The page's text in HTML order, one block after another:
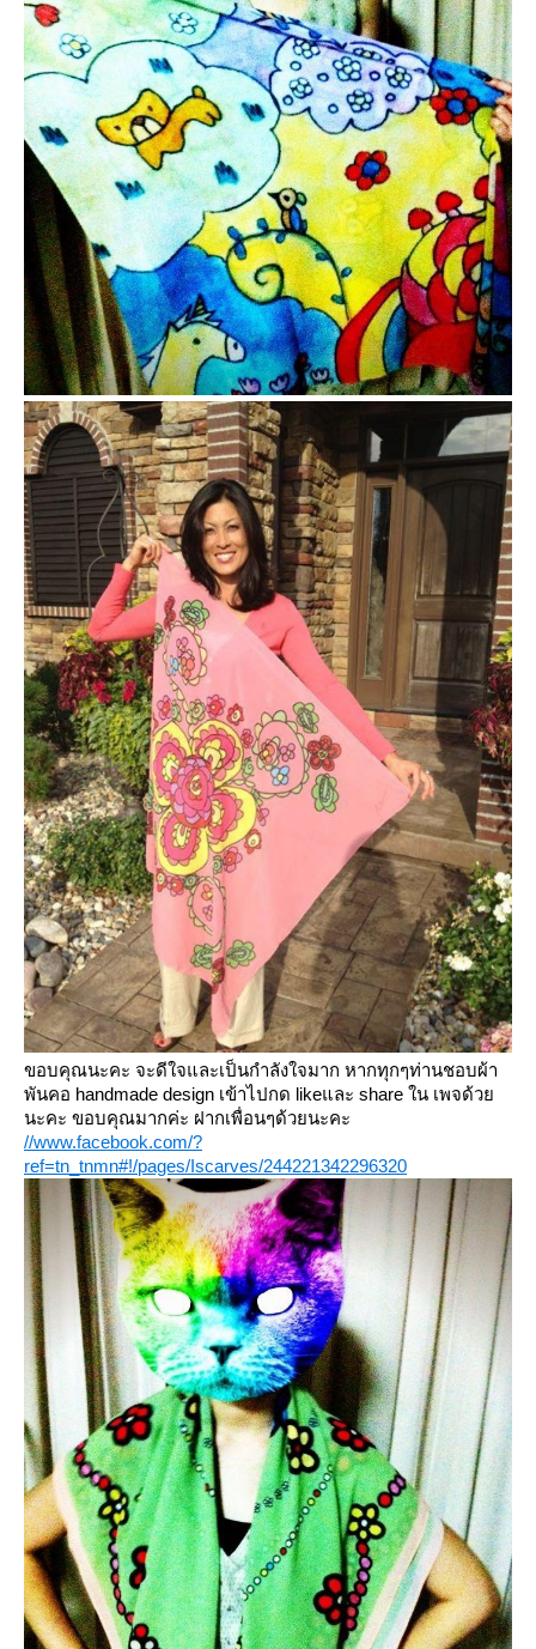
ขอบคุณนะคะ จะดีใจและเป็นกำลังใจมาก หากทุกๆท่านชอบผ้า
พันคอ handmade design เข้าไปกด likeและ share ใน เพจด้ว
นะคะ ขอบคุณมากค่ะ ฝากเพื่อนๆด้วยนะคะ
//www.facebook.com/?
ref=tn_tnmn#!/pages/Iscarves/244221342296320